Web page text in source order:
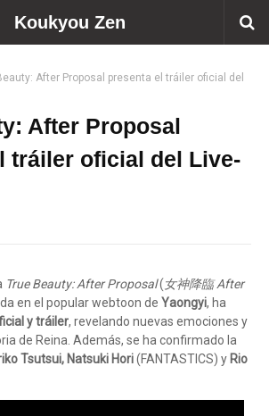
Koukyou Zen
After Proposal presenta el tráiler oficial del
After Proposal
tráiler oficial del Live-
True Beauty: After Proposal(女神降臨 After
en el popular webtoon de Yaongyi, ha
y tráiler, revelando nuevas emociones y
de Reina. Además, se ha confirmado la
Tsutsui, Natsuki Hori(FANTASTICS) y Rio